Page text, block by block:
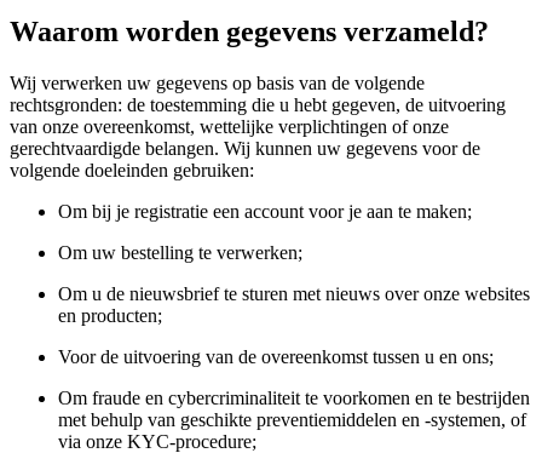
Waarom worden gegevens verzameld?
Wij verwerken uw gegevens op basis van de volgende
rechtsgronden: de toestemming die u hebt gegeven, de uitvoering
van onze overeenkomst, wettelijke verplichtingen of onze
gerechtvaardigde belangen. Wij kunnen uw gegevens voor de
volgende doeleinden gebruiken:
Om bij je registratie een account voor je aan te maken;
Om uw bestelling te verwerken;
Om u de nieuwsbrief te sturen met nieuws over onze websites
en producten;
Voor de uitvoering van de overeenkomst tussen u en ons;
Om fraude en cybercriminaliteit te voorkomen en te bestrijden
met behulp van geschikte preventiemiddelen en -systemen, of
via onze KYC-procedure;